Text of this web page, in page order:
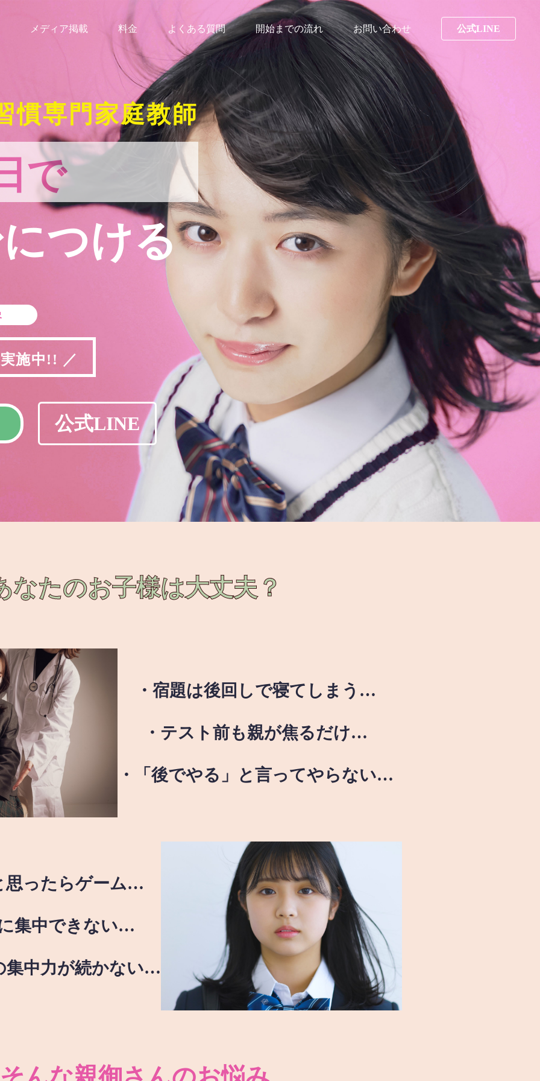
メディア掲載 料金 よくある質問 開始までの流れ お問い合わせ 公式LINE
慣専門家庭教師
で
つける
施中!! ／
公式LINE
なたのお子様は大丈夫？
・宿題は後回しで寝てしまう…
・テスト前も親が焦るだけ…
・「後でやる」と言ってやらない…
思ったらゲーム…
集中できない…
集中力が続かない…